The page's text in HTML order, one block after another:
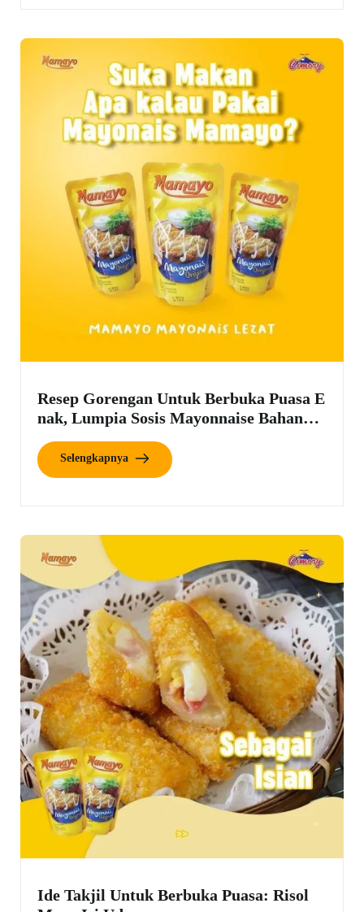
Resep Gorengan Untuk Berbuka Puasa E
nak, Lumpia Sosis Mayonnaise Bahanny
a Sederhana
Selengkapnya
Ide Takjil Untuk Berbuka Puasa: Risol